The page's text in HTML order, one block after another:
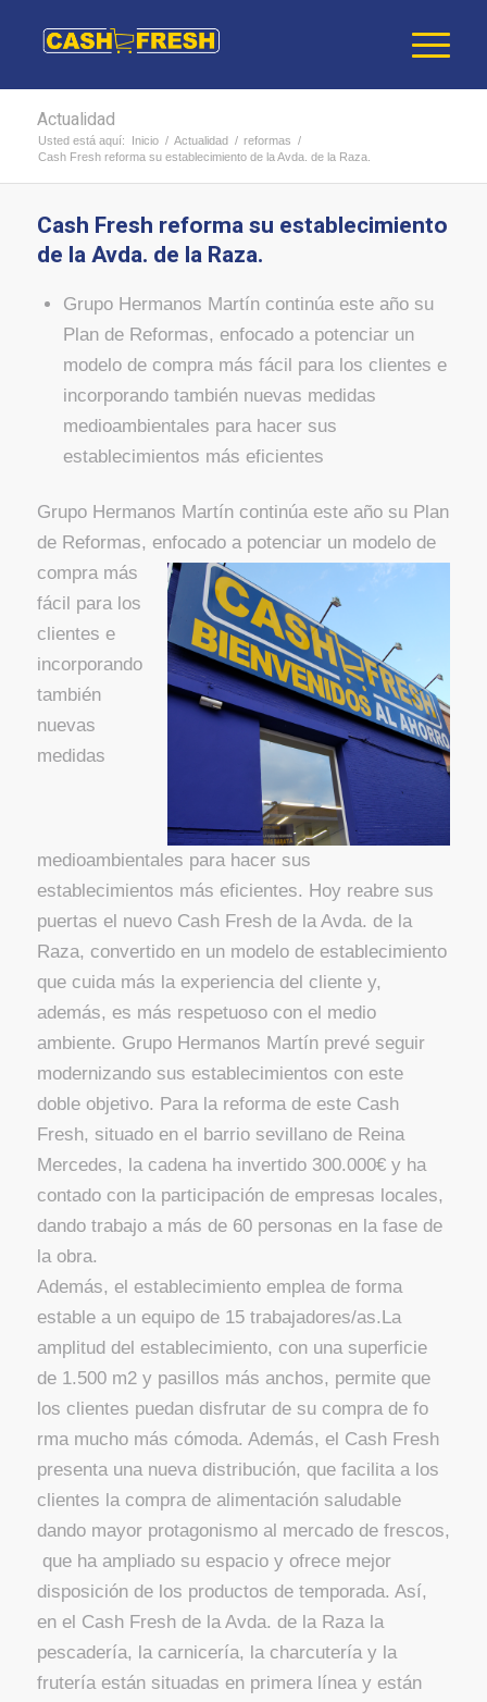
Actualidad
Usted está aquí: Inicio / Actualidad / reformas /
Cash Fresh reforma su establecimiento de la Avda. de la Raza.
Cash Fresh reforma su establecimiento
de la Avda. de la Raza.
Grupo Hermanos Martín continúa este año su
Plan de Reformas, enfocado a potenciar un
modelo de compra más fácil para los clientes e
incorporando también nuevas medidas
medioambientales para hacer sus
establecimientos más eficientes
Grupo Hermanos Martín continúa este año su Plan
de Reformas, enfocado a potenciar un modelo de
compra más
fácil para los
clientes e
incorporando
también
nuevas
medidas
medioambientales para hacer sus
establecimientos más eficientes. Hoy reabre sus
puertas el nuevo Cash Fresh de la Avda. de la
Raza, convertido en un modelo de establecimiento
que cuida más la experiencia del cliente y,
además, es más respetuoso con el medio
ambiente. Grupo Hermanos Martín prevé seguir
modernizando sus establecimientos con este
doble objetivo. Para la reforma de este Cash
Fresh, situado en el barrio sevillano de Reina
Mercedes, la cadena ha invertido 300.000€ y ha
contado con la participación de empresas locales,
dando trabajo a más de 60 personas en la fase de
la obra.
Además, el establecimiento emplea de forma
estable a un equipo de 15 trabajadores/as.La
amplitud del establecimiento, con una superficie
de 1.500 m2 y pasillos más anchos, permite que
los clientes puedan disfrutar de su compra de fo
rma mucho más cómoda. Además, el Cash Fresh
presenta una nueva distribución, que facilita a los
clientes la compra de alimentación saludable
dando mayor protagonismo al mercado de frescos,
que ha ampliado su espacio y ofrece mejor
disposición de los productos de temporada. Así,
en el Cash Fresh de la Avda. de la Raza la
pescadería, la carnicería, la charcutería y la
frutería están situadas en primera línea y están